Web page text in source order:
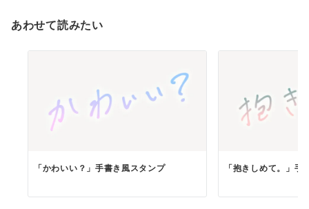
あわせて読みたい
「かわいい？」手書き風スタンプ 「抱きしめて。」手